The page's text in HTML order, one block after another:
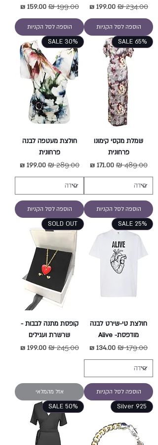
מחיר רגיל‏234.00 ‏₪ מחיר מבצע‏199.00 ‏₪
הוספה לסל הקניות
מחיר רגיל‏199.00 ‏₪ מחיר מבצע‏159.00 ‏₪
הוספה לסל הקניות
SALE 65%
שמלת מקסי קימונו
פרחונית
מחיר רגיל‏489.00 ‏₪ מחיר מבצע‏171.00 ‏₪
הוספה לסל הקניות
SALE 30%
חולצת מעטפה לבנה
פרחונית
מחיר רגיל‏289.00 ‏₪ מחיר מבצע‏199.00 ‏₪
הוספה לסל הקניות
SALE 25%
חולצת טי-שירט לבנה
מודפסת- Alive
מחיר רגיל
מחיר מבצע
הוספה לסל הקניות
SOLD OUT
קופסת מתנה לבבות -
שרשרת ועגילים
מחיר רגיל‏245.00 ‏₪ מחיר מבצע‏199.00 ‏₪
אזל מהמלאי
Silver 925
SALE 50%